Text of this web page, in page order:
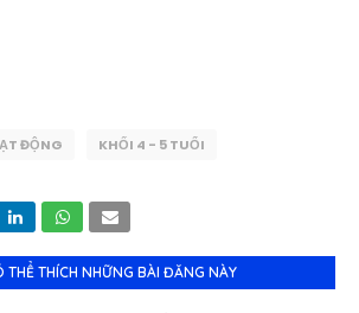
ĐỘNG KHỐI 4 - 5 TUỔI
THỂ THÍCH NHỮNG BÀI ĐĂNG NÀY